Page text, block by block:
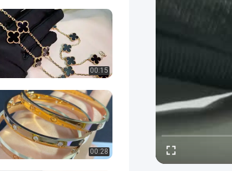
00:15
00:28